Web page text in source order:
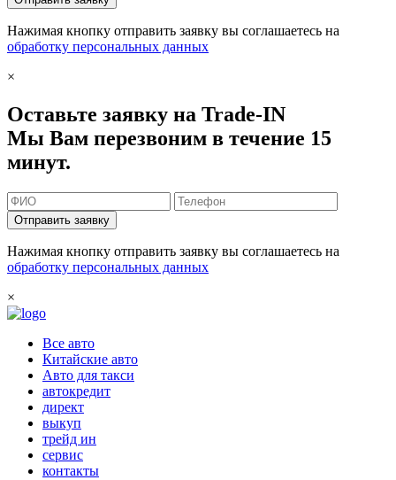
Нажимая кнопку отправить заявку вы соглашаетесь на
обработку персональных данных
×
Оставьте заявку на Trade-IN
Мы Вам перезвоним в течение 15
минут.
Отправить заявку
Нажимая кнопку отправить заявку вы соглашаетесь на
обработку персональных данных
×
Все авто
Китайские авто
Авто для такси
автокредит
директ
выкуп
трейд ин
сервис
контакты